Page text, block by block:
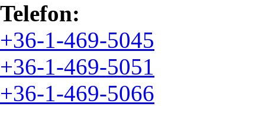
Telefon:
+36-1-469-5045
+36-1-469-5051
+36-1-469-5066